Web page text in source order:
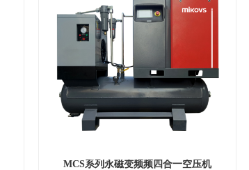
MCS系列永磁变频频四合一空压机